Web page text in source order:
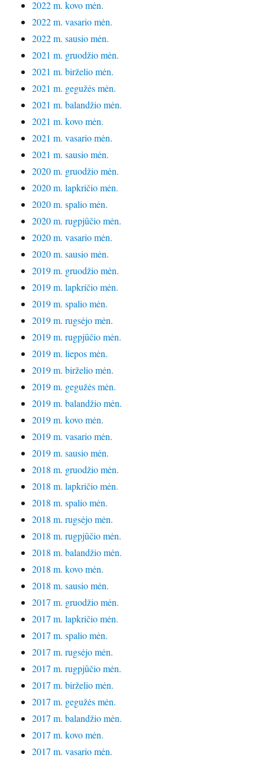
2022 m. kovo mėn.
2022 m. vasario mėn.
2022 m. sausio mėn.
2021 m. gruodžio mėn.
2021 m. birželio mėn.
2021 m. gegužės mėn.
2021 m. balandžio mėn.
2021 m. kovo mėn.
2021 m. vasario mėn.
2021 m. sausio mėn.
2020 m. gruodžio mėn.
2020 m. lapkričio mėn.
2020 m. spalio mėn.
2020 m. rugpjūčio mėn.
2020 m. vasario mėn.
2020 m. sausio mėn.
2019 m. gruodžio mėn.
2019 m. lapkričio mėn.
2019 m. spalio mėn.
2019 m. rugsėjo mėn.
2019 m. rugpjūčio mėn.
2019 m. liepos mėn.
2019 m. birželio mėn.
2019 m. gegužės mėn.
2019 m. balandžio mėn.
2019 m. kovo mėn.
2019 m. vasario mėn.
2019 m. sausio mėn.
2018 m. gruodžio mėn.
2018 m. lapkričio mėn.
2018 m. spalio mėn.
2018 m. rugsėjo mėn.
2018 m. rugpjūčio mėn.
2018 m. balandžio mėn.
2018 m. kovo mėn.
2018 m. sausio mėn.
2017 m. gruodžio mėn.
2017 m. lapkričio mėn.
2017 m. spalio mėn.
2017 m. rugsėjo mėn.
2017 m. rugpjūčio mėn.
2017 m. birželio mėn.
2017 m. gegužės mėn.
2017 m. balandžio mėn.
2017 m. kovo mėn.
2017 m. vasario mėn.